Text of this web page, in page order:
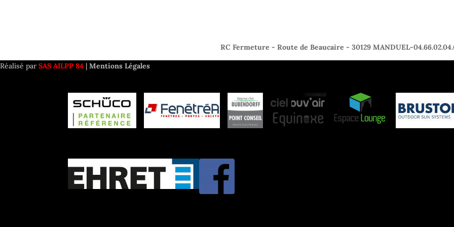
RC Fermeture - Route de Beaucaire - 30129 MANDUEL-
Réalisé par SAS AILPP 84 | Mentions Légales